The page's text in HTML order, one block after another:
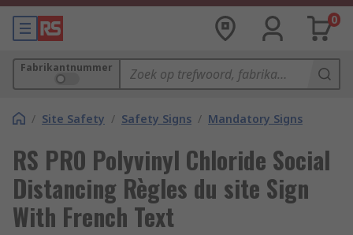
0
Fabrikantnummer
/ Site Safety / Safety Signs / Mandatory Signs
RS PRO Polyvinyl Chloride Social
Distancing Règles du site Sign
With French Text